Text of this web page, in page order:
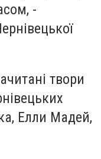
-
твори
Елли Мадей,